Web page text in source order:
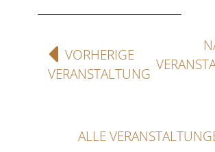
VORHERIGE
VERANSTALTUNG
ALLE